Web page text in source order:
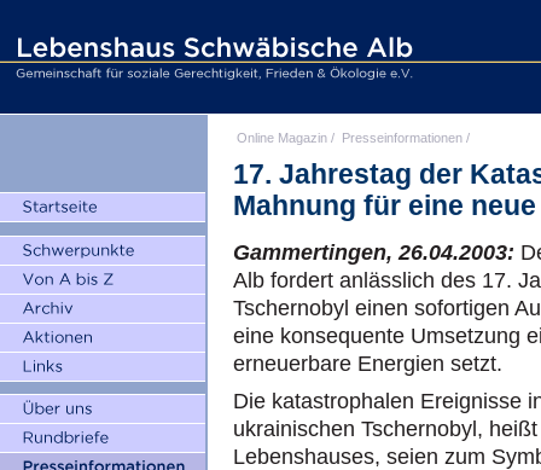
Online Magazin / Presseinformationen /
17. Jahrestag der
Mahnung für eine
Gammertingen, 26.04.2003:
Alb fordert anlässlich des 17.
Tschernobyl einen sofortigen
eine konsequente Umsetzung
erneuerbare Energien setzt.
Die katastrophalen Ereignisse
ukrainischen Tschernobyl,
Lebenshauses, seien zum